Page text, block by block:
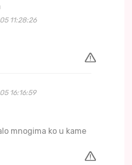
11:28:26
16:16:59
mnogima ko u kame